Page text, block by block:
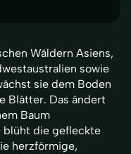
Wäldern Asiens,
sowie
sie dem Boden
Blätter. Das ändert
Baum
blüht die gefleckte
herzförmige,